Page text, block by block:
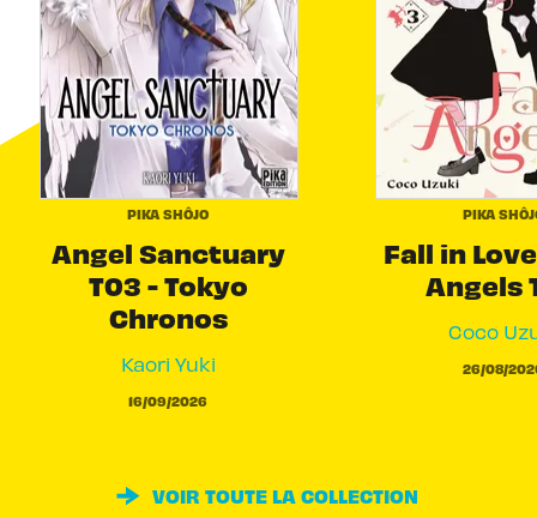
PIKA SHÔJO
Angel Sanctuary
T03 - Tokyo
Chronos
Kaori Yuki
16/09/2026
PIKA
Fall in
Angels
Coco
26/08/
VOIR TOUTE LA COLLECTION